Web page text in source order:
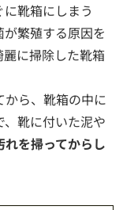
靴箱にしまう
繁殖する原因を
に掃除した靴箱
ら、靴箱の中に
靴に付いた泥や
を掃ってからし